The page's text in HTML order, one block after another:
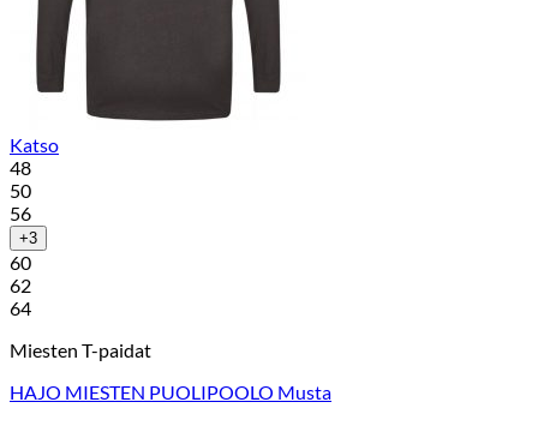
Katso
48
50
56
+3
60
62
64
Miesten T-paidat
HAJO MIESTEN PUOLIPOOLO Musta